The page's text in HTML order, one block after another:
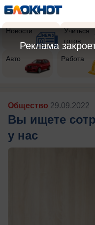
Новости
Учиться
готов
Авто Работа
Общество 29.09.2022
Вы ищете
у нас